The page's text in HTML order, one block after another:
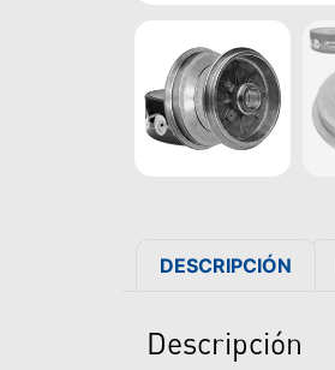
DESCRIPCIÓN
Descripción